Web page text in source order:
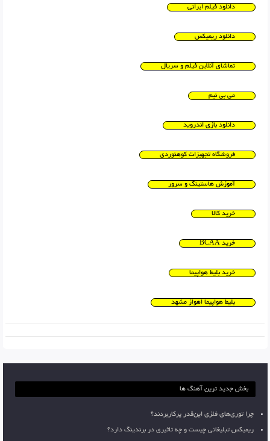
دانلود فیلم ایرانی
دانلود ریمیکس
تماشای آنلاین فیلم و سریال
می بی نیم
دانلود بازی اندروید
فروشگاه تجهیزات کوهنوردی
آموزش هاستینگ و سرور
خرید کالا
خرید BCAA
خرید بلیط هواپیما
بلیط هواپیما اهواز مشهد
بخش جدید ترین آهنگ ها
چرا توری‌های فلزی این‌قدر پرکاربردند؟
ریمیکس تبلیغاتی چیست و چه تاثیری در برندینگ دارد؟